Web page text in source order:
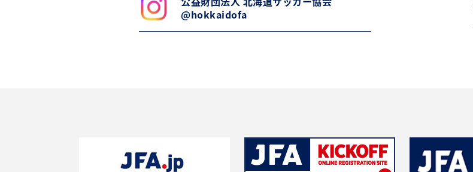
@hokkaidofa